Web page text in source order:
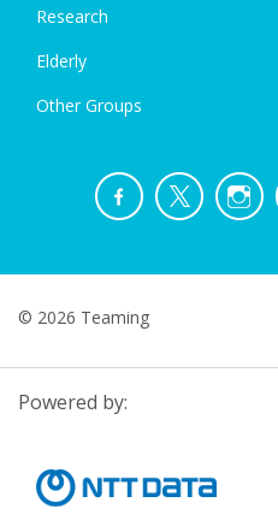
Research
Elderly
Other Groups
© 2026 Teaming
Powered by: